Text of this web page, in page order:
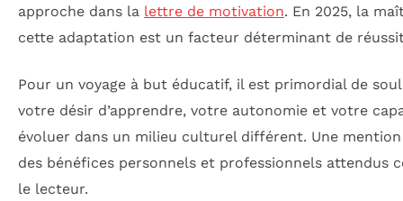
approche dans la lettre de motivation. En 2025, la
cette adaptation est un facteur déterminant de
Pour un voyage à but éducatif, il est primordial de
votre désir d’apprendre, votre autonomie et votre
évoluer dans un milieu culturel différent. Une
des bénéfices personnels et professionnels attendus
le lecteur.